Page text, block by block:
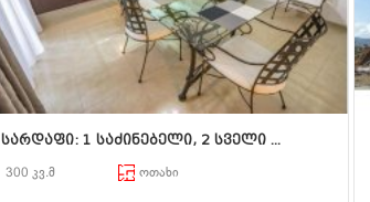
სარდაფი: 1 საძინებელი, 2 სველი ...
300 კვ.მ ოთახი